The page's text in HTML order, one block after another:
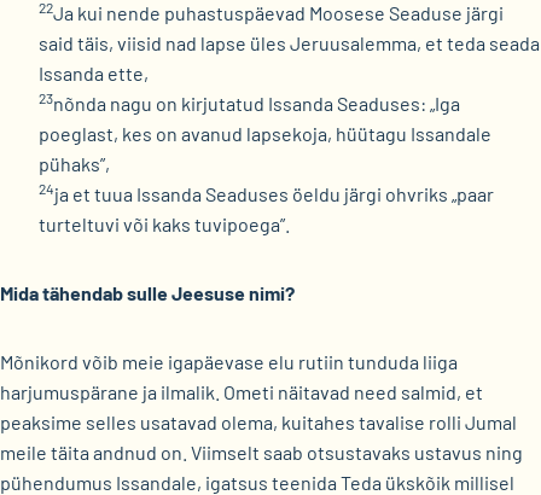
22Ja kui nende puhastuspäevad Moosese Seaduse järgi
said täis, viisid nad lapse üles Jeruusalemma, et teda seada
Issanda ette,
23nõnda nagu on kirjutatud Issanda Seaduses: „Iga
poeglast, kes on avanud lapsekoja, hüütagu Issandale
pühaks”,
24ja et tuua Issanda Seaduses öeldu järgi ohvriks „paar
turteltuvi või kaks tuvipoega”.
Mida tähendab sulle Jeesuse nimi?
Mõnikord võib meie igapäevase elu rutiin tunduda liiga
harjumuspärane ja ilmalik. Ometi näitavad need salmid, et
peaksime selles usatavad olema, kuitahes tavalise rolli Jumal
meile täita andnud on. Viimselt saab otsustavaks ustavus ning
pühendumus Issandale, igatsus teenida Teda ükskõik millisel